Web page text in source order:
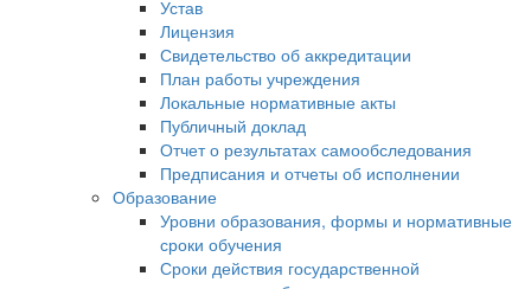
Устав
Лицензия
Свидетельство об аккредитации
План работы учреждения
Локальные нормативные акты
Публичный доклад
Отчет о результатах самообследования
Предписания и отчеты об исполнении
Образование
Уровни образования, формы и нормативные
сроки обучения
Сроки действия государственной